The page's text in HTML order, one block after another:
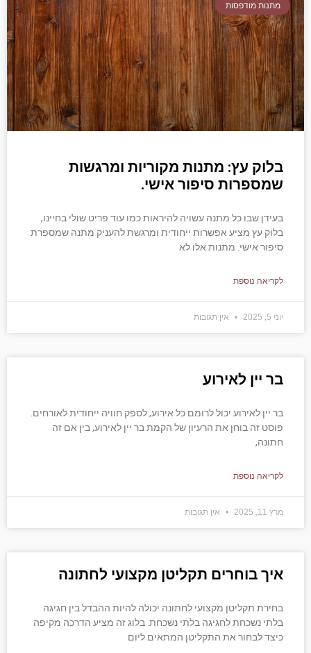
מתנות מודפסות
בלוק עץ: מתנות מקוריות ומרגשות
שמספרות סיפור אישי.
בעידן שבו כל מתנה עשויה להיראות כמו עוד פריט שולי בחיינו,
בלוק עץ מציע אפשרות ייחודית ומרגשת להעניק מתנה שמספרת
סיפור אישי. מתנות אלו לא
לקריאה נוספת
יוני 5, 2025 אין תגובות
בר יין לאירוע
בר יין לאירוע יכול לרומם כל אירוע, לספק חוויה ייחודית לאורחים.
פוסט זה בוחן את הרעיון של הקמת בר יין לאירוע, בין אם זה
חתונה,
לקריאה נוספת
מרץ 11, 2025 אין תגובות
איך בוחרים תקליטן מקצועי לחתונה
בחירת תקליטן מקצועי לחתונה יכולה להיות ההבדל בין חגיגה
בלתי נשכחת לחגיגה בלתי נשכחת. בלוג זה מציע הדרכה מקיפה
כיצד לבחור את התקליטן המתאים ליום